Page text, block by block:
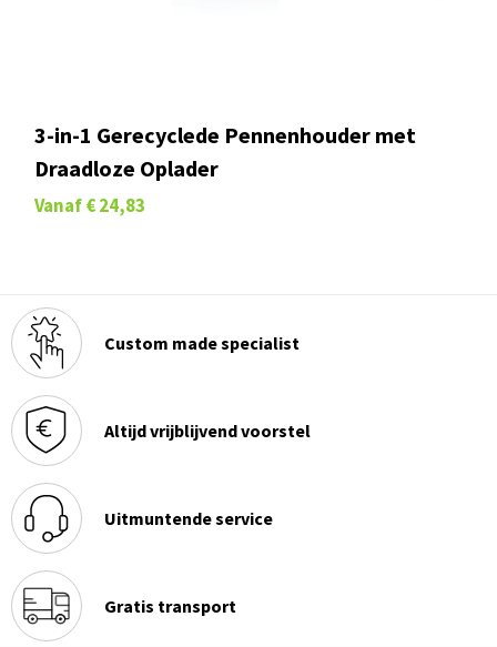
3-in-1 Gerecyclede Pennenhouder met
Draadloze Oplader
Vanaf € 24,83
Custom made specialist
Altijd vrijblijvend voorstel
Uitmuntende service
Gratis transport